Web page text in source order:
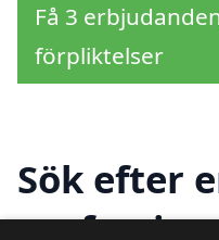
Få 3
förpliktelser
Sök efter